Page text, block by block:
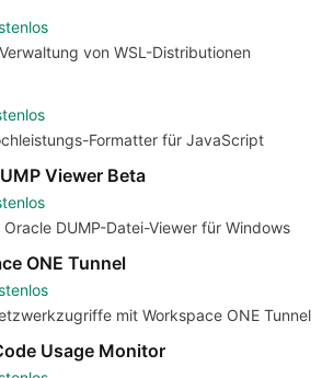
von WSL-Distributionen
Formatter für JavaScript
Viewer Beta
DUMP-Datei-Viewer für Windows
ONE Tunnel
mit Workspace ONE Tunnel
Usage Monitor